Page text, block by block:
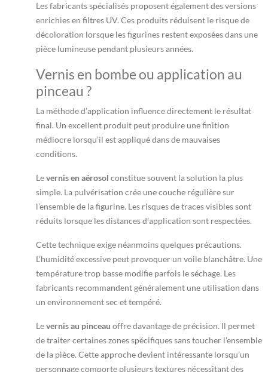
Les fabricants spécialisés proposent également des versions
enrichies en filtres UV. Ces produits réduisent le risque de
décoloration lorsque les figurines restent exposées dans une
pièce lumineuse pendant plusieurs années.
Vernis en bombe ou application au
pinceau ?
La méthode d’application influence directement le résultat
final. Un excellent produit peut produire une finition
médiocre lorsqu’il est appliqué dans de mauvaises
conditions.
Levernis en aérosol constitue souvent la solution la plus
simple. La pulvérisation crée une couche régulière sur
l’ensemble de la figurine. Les risques de traces visibles sont
réduits lorsque les distances d’application sont respectées.
Cette technique exige néanmoins quelques précautions.
L’humidité excessive peut provoquer un voile blanchâtre. Une
température trop basse modifie parfois le séchage. Les
fabricants recommandent généralement une utilisation dans
un environnement sec et tempéré.
Levernis au pinceau offre davantage de précision. Il permet
de traiter certaines zones spécifiques sans toucher l’ensemble
de la pièce. Cette approche devient intéressante lorsqu’un
personnage comporte plusieurs textures nécessitant des